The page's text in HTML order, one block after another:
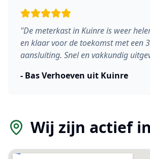
"De meterkast in Kuinre is weer
en klaar voor de toekomst met een
aansluiting. Snel en vakkundig
- Bas Verhoeven uit Kuinre
Wij zijn actief in